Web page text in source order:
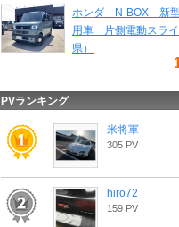
ホンダ N-BOX 新
用車 片側電動スラ
県）
PVランキング
米将軍
305 PV
hiro72
159 PV